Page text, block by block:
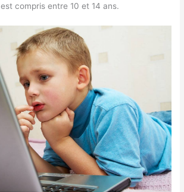
compris entre 10 et 14 ans.